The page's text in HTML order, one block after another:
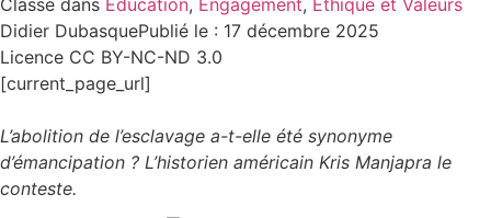
Classé dans Education, Engagement, Ethique et Valeurs
Didier DubasquePublié le : 17 décembre 2025
Licence CC BY-NC-ND 3.0
[current_page_url]
L’abolition de l’esclavage a-t-elle été synonyme
d’émancipation ? L’historien américain Kris Manjapra le
conteste.